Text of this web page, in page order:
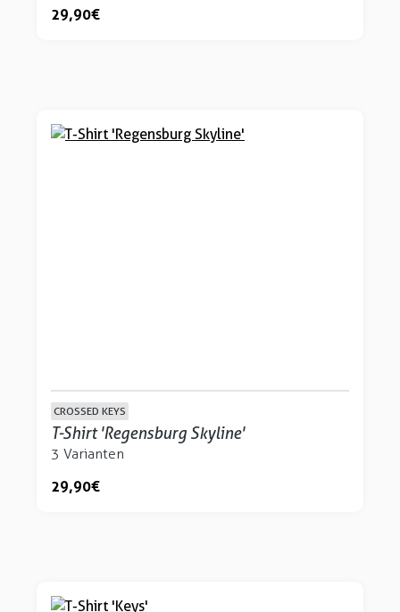
29,90 €
CROSSED KEYS
T-Shirt 'Regensburg Skyline'
3 Varianten
29,90 €